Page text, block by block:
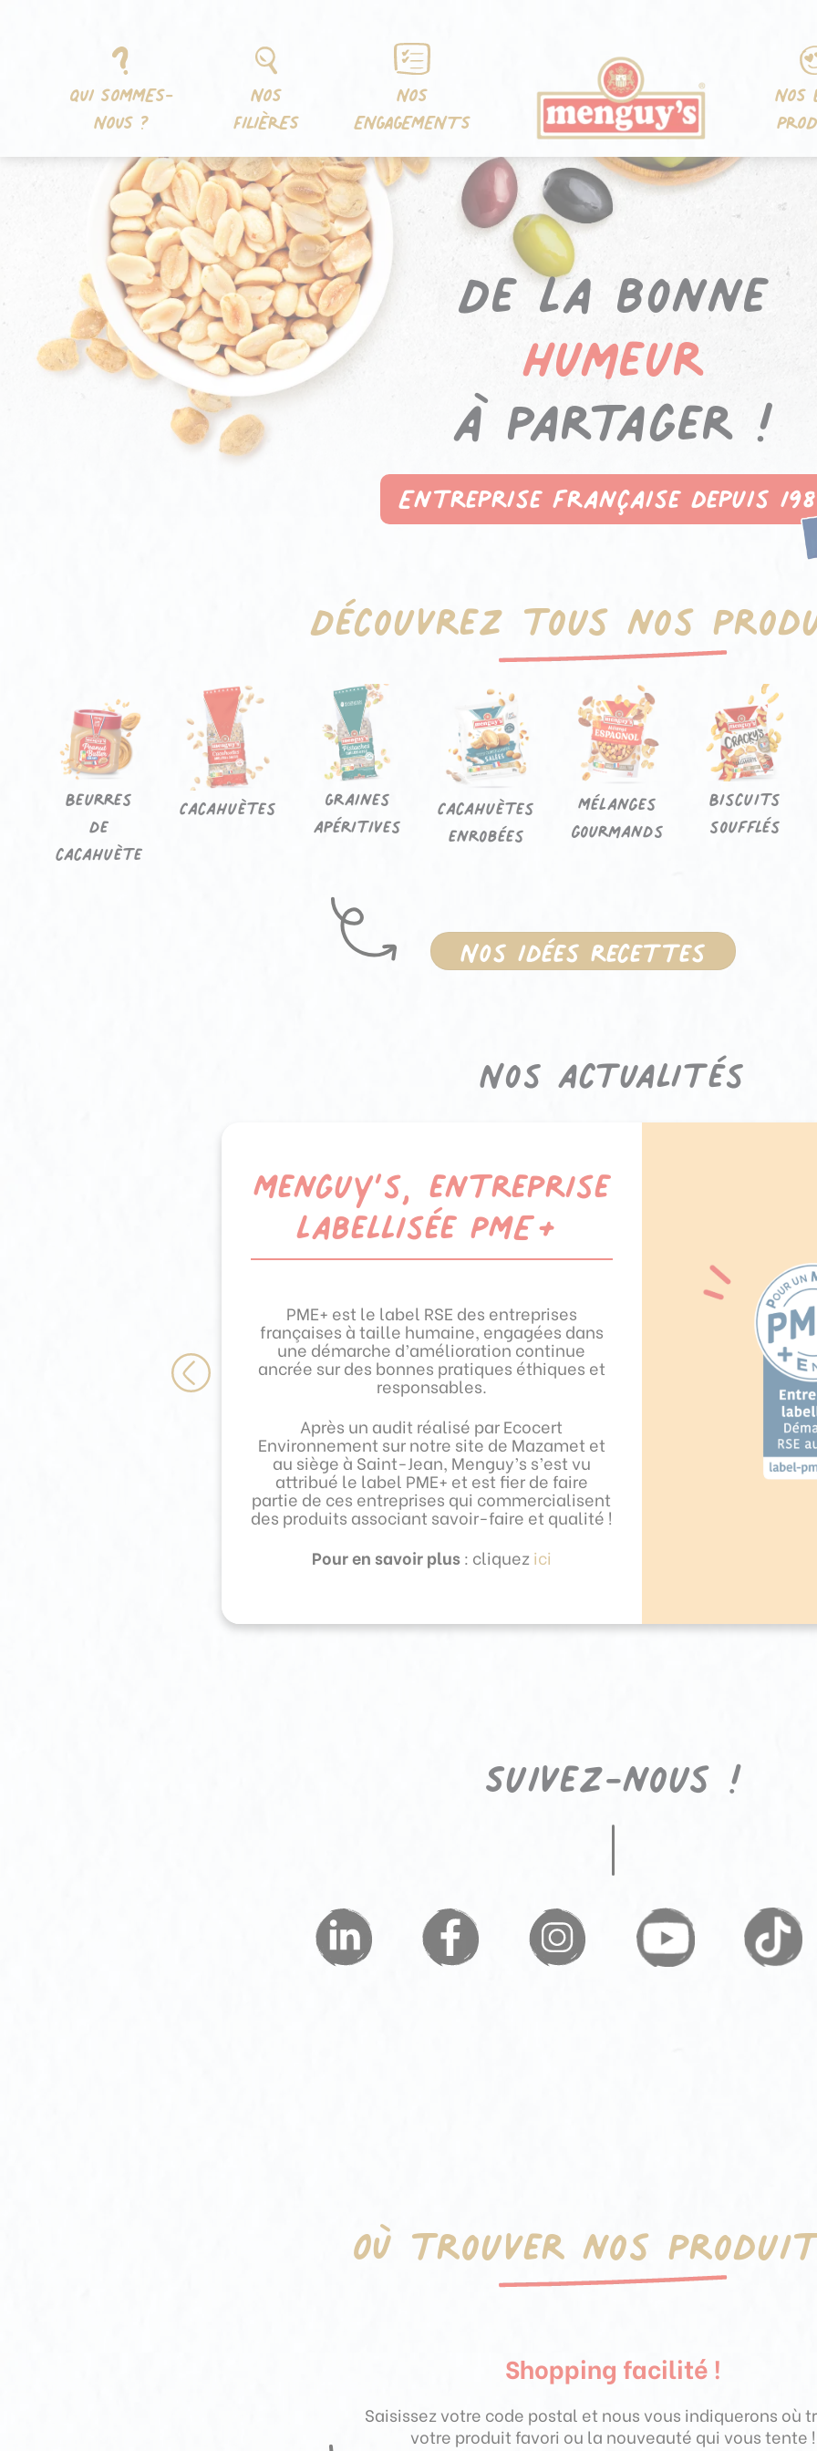
QUI SOMMES-
NOUS ?
NOS
FILIÈRES
NOS
ENGAGEMENTS
De la bonne
humeur
à partager !
Entreprise française depuis
Découvrez tous nos
Beurres
de
cacahuète
Cacahuètes Graines
apéritives Cacahuètes
enrobées
Mélanges
gourmands
Biscuits
soufflés
Nos idées recettes
Nos actualités
Menguy’s, entreprise
labellisée PME+
PME+ est le label RSE des entreprises
françaises à taille humaine, engagées dans
une démarche d’amélioration continue
ancrée sur des bonnes pratiques éthiques et
responsables.
Après un audit réalisé par Ecocert
Environnement sur notre site de Mazamet et
au siège à Saint-Jean, Menguy’s s’est vu
attribué le label PME+ et est fier de faire
partie de ces entreprises qui commercialisent
des produits associant savoir-faire et qualité !
Pour en savoir plus: cliquez ici
d’excellence de
recyclage
Menguy’s se distingue en recevant le
certificat d’excellence de recyclage pour la 2ᵉ
année consécutive pour son site Production
La Prade. Grâce aux efforts constants des
équipes, ce sont 150 tonnes de cartons qui
ressources précieuses comme l’eau, les
arbres et l’énergie !
Une reconnaissance qui fait de nous l’une des
entreprises les plus engagées sur le sujet en
Occitanie !
Bravo aux équipes pour leur implication
Previous
Suivez-nous !
OÙ trouver nos
Shopping facilité !
Saisissez votre code postal et nous vous indiquerons où
votre produit favori ou la nouveauté qui vous tente !